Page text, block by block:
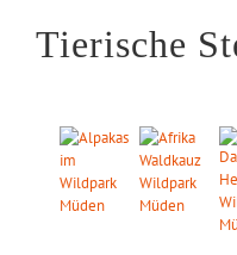
Tierische